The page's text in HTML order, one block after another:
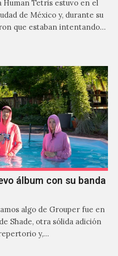
Human Tetris estuvo en el
de México y, durante su
que estaban intentando…
álbum con su banda
algo de Grouper fue en
Shade, otra sólida adición
y,…